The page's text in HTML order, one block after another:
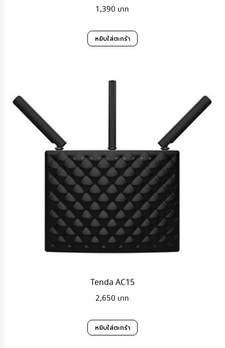
1,390
หยิบใส่ตะกร้า
Tenda AC15
2,650
หยิบใส่ตะกร้า